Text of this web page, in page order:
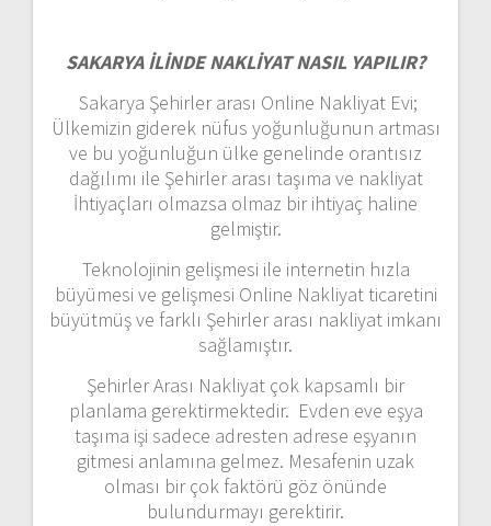
SAKARYA İLİNDE NAKLİYAT NASIL YAPILIR?
Sakarya Şehirler arası Online Nakliyat Evi;
Ülkemizin giderek nüfus yoğunluğunun artması
ve bu yoğunluğun ülke genelinde orantısız
dağılımı ile Şehirler arası taşıma ve nakliyat
İhtiyaçları olmazsa olmaz bir ihtiyaç haline
gelmiştir.
Teknolojinin gelişmesi ile internetin hızla
büyümesi ve gelişmesi Online Nakliyat ticaretini
büyütmüş ve farklı Şehirler arası nakliyat imkanı
sağlamıştır.
Şehirler Arası Nakliyat çok kapsamlı bir
planlama gerektirmektedir. Evden eve eşya
taşıma işi sadece adresten adrese eşyanın
gitmesi anlamına gelmez. Mesafenin uzak
olması bir çok faktörü göz önünde
bulundurmayı gerektirir.